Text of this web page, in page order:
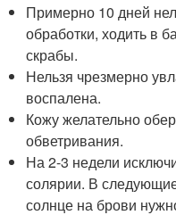
Примерно 10 дней
обработки, ходить в
скрабы.
Нельзя чрезмерно
воспалена.
Кожу желательно
обветривания.
На 2-3 недели
солярии. В
солнце на брови